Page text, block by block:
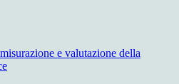
e valutazione della